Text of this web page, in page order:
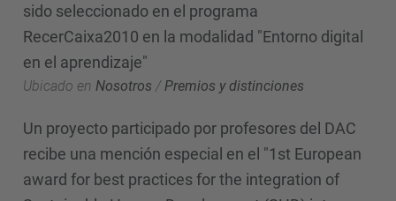
sido seleccionado en el programa
RecerCaixa2010 en la modalidad "Entorno digital
en el aprendizaje"
Ubicado en Nosotros / Premios y distinciones
Un proyecto participado por profesores del DAC
recibe una mención especial en el "1st European
award for best practices for the integration of